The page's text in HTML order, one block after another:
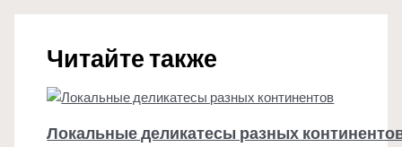
Читайте также
Локальные деликатесы разных